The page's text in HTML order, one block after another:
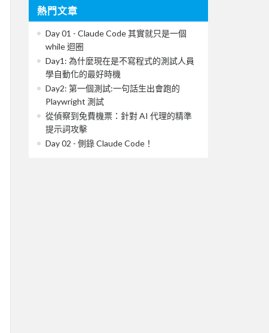
熱門文章
Day 01 - Claude Code 其實就只是一個
while 迴圈
Day1: 為什麼現在是不寫程式的測試人員
學自動化的最好時機
Day2: 第一個測試:一句話生出會跑的
Playwright 測試
從偵察到免費機票：針對 AI 代理的精準
提示詞攻擊
Day 02 - 側錄 Claude Code！